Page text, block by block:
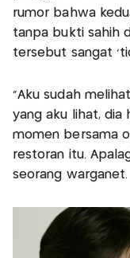
rumor bahwa
tanpa bukti sahih
tersebut sangat
“Aku sudah
yang aku lihat, dia
momen bersama
restoran itu.
seorang warganet.